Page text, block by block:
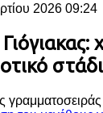
2026 09:24
γραμματοσειράς